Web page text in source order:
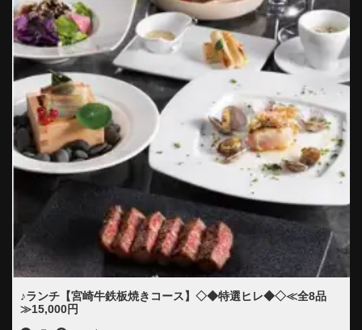
♪ランチ【宮崎牛鉄板焼きコース】◇◆特選ヒレ◆◇≪全8品
≫15,000円